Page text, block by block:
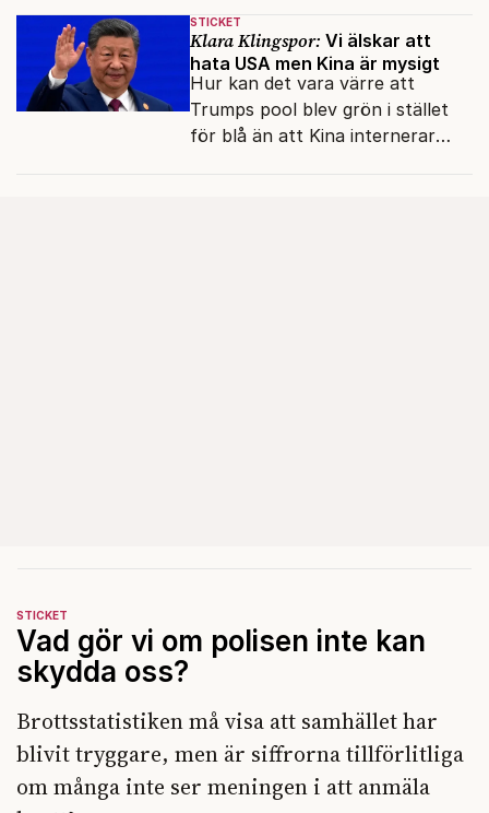
betalas med lån.
STICKET
Klara Klingspor: Vi älskar att
hata USA men Kina är mysigt
Hur kan det vara värre att
Trumps pool blev grön i stället
för blå än att Kina internerar
STICKET
Vad gör vi om polisen inte kan
skydda oss?
Brottsstatistiken må visa att samhället har
blivit tryggare, men är siffrorna tillförlitliga
om många inte ser meningen i att anmäla